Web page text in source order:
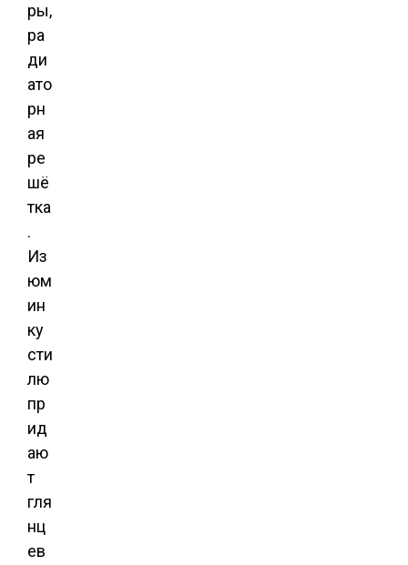
ры,
ра
ди
ато
рн
ая
ре
шё
тка
.
Из
юм
ин
ку
сти
лю
пр
ид
аю
т
гля
нц
ев